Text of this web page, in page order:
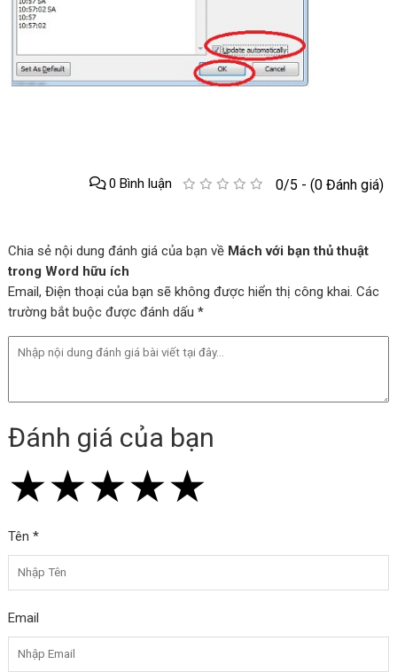
0/5 - (0 Đánh giá)
0 Bình luận
Chia sẻ nội dung đánh giá của bạn về Mách với bạn thủ thuật
trong Word hữu ích
Email, Điện thoại của bạn sẽ không được hiển thị công khai. Các
trường bắt buộc được đánh dấu *
Đánh giá của bạn
★
★★
★★★
★★★★
★★★★★
Tên *
Email